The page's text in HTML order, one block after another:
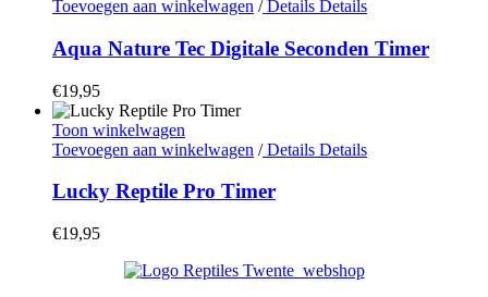
Toevoegen aan winkelwagen /Details Details
Aqua Nature Tec Digitale Seconden Timer
€19,95
Toon winkelwagen
Toevoegen aan winkelwagen /Details Details
Lucky Reptile Pro Timer
€19,95